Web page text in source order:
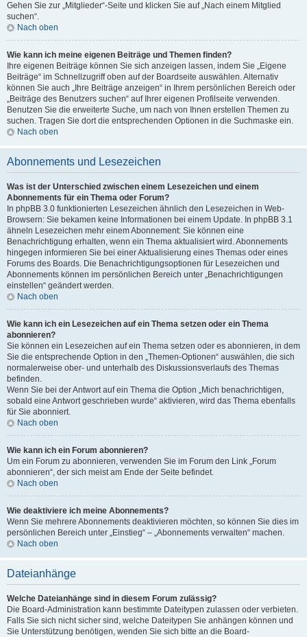
Gehen Sie zur „Mitglieder“-Seite und klicken Sie auf „Nach einem Mitglied
suchen“.
Nach oben
Wie kann ich meine eigenen Beiträge und Themen finden?
Ihre eigenen Beiträge können Sie sich anzeigen lassen, indem Sie „Eigene
Beiträge“ im Schnellzugriff oben auf der Boardseite auswählen. Alternativ
können Sie auch „Ihre Beiträge anzeigen“ in Ihrem persönlichen Bereich oder
„Beiträge des Benutzers suchen“ auf Ihrer eigenen Profilseite verwenden.
Benutzen Sie die erweiterte Suche, um nach von Ihnen erstellen Themen zu
suchen. Tragen Sie dort die entsprechenden Optionen in die Suchmaske ein.
Nach oben
Abonnements und Lesezeichen
Was ist der Unterschied zwischen einem Lesezeichen und einem
Abonnements für ein Thema oder Forum?
In phpBB 3.0 funktionierten Lesezeichen ähnlich den Lesezeichen in Web-
Browsern: Sie bekamen keine Informationen bei einem Update. In phpBB 3.1
ähneln Lesezeichen mehr einem Abonnement: Sie können eine
Benachrichtigung erhalten, wenn ein Thema aktualisiert wird. Abonnements
hingegen informieren Sie bei einer Aktualisierung eines Themas oder eines
Forums des Boards. Die Benachrichtigungsoptionen für Lesezeichen und
Abonnements können im persönlichen Bereich unter „Benachrichtigungen
einstellen“ geändert werden.
Nach oben
Wie kann ich ein Lesezeichen auf ein Thema setzen oder ein Thema
abonnieren?
Sie können ein Lesezeichen auf ein Thema setzen oder es abonnieren, in dem
Sie die entsprechende Option in den „Themen-Optionen“ auswählen, die sich
normalerweise ober- und unterhalb des Diskussionsverlaufs des Themas
befinden.
Wenn Sie bei der Antwort auf ein Thema die Option „Mich benachrichtigen,
sobald eine Antwort geschrieben wurde“ aktivieren, wird das Thema ebenfalls
für Sie abonniert.
Nach oben
Wie kann ich ein Forum abonnieren?
Um ein Forum zu abonnieren, verwenden Sie im Forum den Link „Forum
abonnieren“, der sich meist am Ende der Seite befindet.
Nach oben
Wie deaktiviere ich meine Abonnements?
Wenn Sie mehrere Abonnements deaktivieren möchten, so können Sie dies im
persönlichen Bereich unter „Einstieg“ – „Abonnements verwalten“ machen.
Nach oben
Dateianhänge
Welche Dateianhänge sind in diesem Forum zulässig?
Die Board-Administration kann bestimmte Dateitypen zulassen oder verbieten.
Falls Sie sich nicht sicher sind, welche Dateitypen Sie anhängen können und
Sie Unterstützung benötigen, wenden Sie sich bitte an die Board-